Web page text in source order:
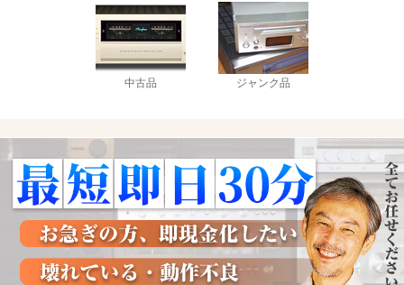
中古品 ジャンク品